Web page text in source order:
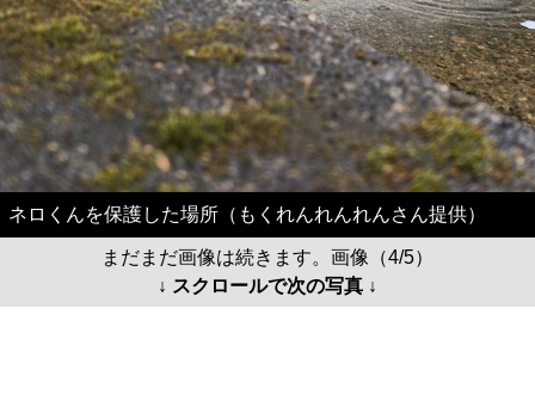
ネロくんを保護した場所（もくれんれんれんさん提供）
まだまだ画像は続きます。画像（4/5）
↓ スクロールで次の写真 ↓